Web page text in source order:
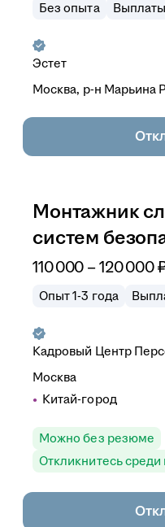
Без опыта
Эстет
Москва, р-н Марьина
Монтажник
систем
110 000 –120 000
Опыт 1-3 года
Кадровый Центр
Москва
Китай-город
Можно без резюме
Откликнитесь